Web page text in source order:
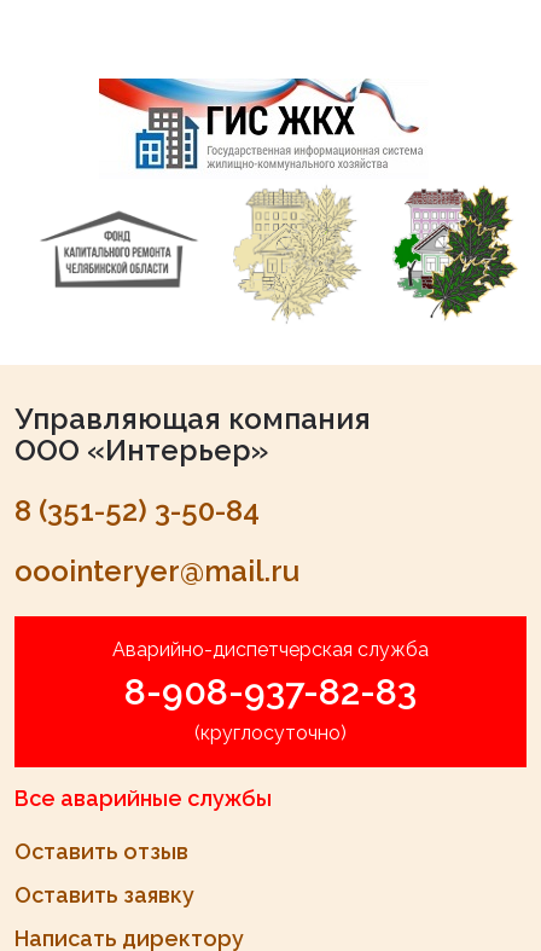
Управляющая компания
ООО «Интерьер»
8 (351-52) 3-50-84
ooointeryer@mail.ru
Аварийно-диспетчерская служба
8-908-937-82-83
(круглосуточно)
Все аварийные службы
Оставить отзыв
Оставить заявку
Написать директору